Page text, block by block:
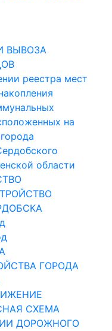
ВЫВОЗА
реестра мест
на
области
ГОРОДА
СХЕМА
ДОРОЖНОГО